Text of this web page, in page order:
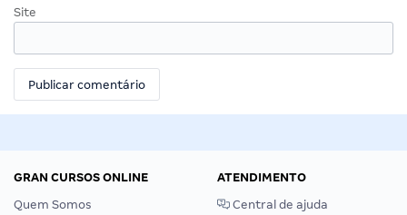
Site
GRAN CURSOS ONLINE
Quem Somos
ATENDIMENTO
Central de ajuda